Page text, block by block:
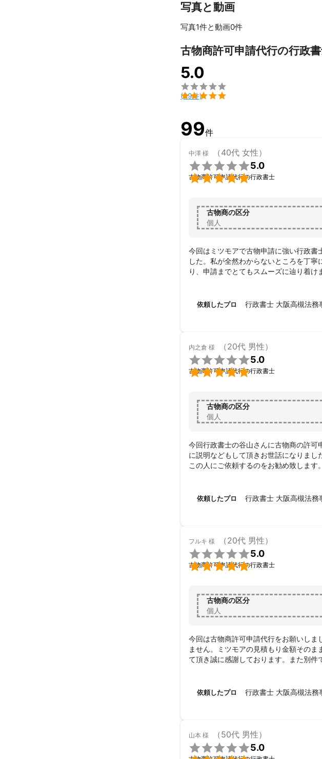
写真と動画
写真1件と動画0件
古物商許可申請代行の行政
5.0


(99件)
99件
中澤 様 （40代 女性）


5.0
古物商許可申請代行の行政書士
古物商の区分
個人
今回はミツモアで古物申請に強い行政書
した。私が全然わからないところを丁
り、申請までとてもスムーズに辿り着け
依頼したプロ 行政書士 大阪高槻法務
内之倉 様 （20代 男性）


5.0
古物商許可申請代行の行政書士
古物商の区分
個人
今回行政書士の谷山さんに古物商の許
に説明などもして頂きお世話になりまし
この人にご依頼するのをお勧め致します。
依頼したプロ 行政書士 大阪高槻法務
フルキ 様 （20代 男性）


5.0
古物商許可申請代行の行政書士
古物商の区分
個人
今回は古物商許可申請代行をお願いし
ません。ミツモアの見積もり金額その
て頂き誠に感謝しております。また別件
この度はありがとうございました。
依頼したプロ 行政書士 大阪高槻法務
山本 様 （50代 男性）
5.0